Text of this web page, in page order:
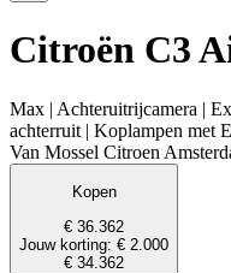
Citroën C3
Max | Achteruitrijcamera |
achterruit | Koplampen met
Van Mossel Citroen
Kopen
€ 36.362
Jouw korting: € 2.000
€ 34.362